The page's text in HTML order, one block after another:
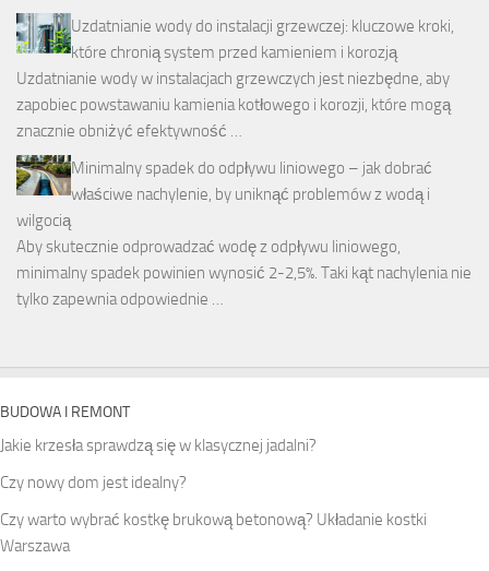
Uzdatnianie wody do instalacji grzewczej: kluczowe kroki,
które chronią system przed kamieniem i korozją
Uzdatnianie wody w instalacjach grzewczych jest niezbędne, aby
zapobiec powstawaniu kamienia kotłowego i korozji, które mogą
znacznie obniżyć efektywność …
Minimalny spadek do odpływu liniowego – jak dobrać
właściwe nachylenie, by uniknąć problemów z wodą i
wilgocią
Aby skutecznie odprowadzać wodę z odpływu liniowego,
minimalny spadek powinien wynosić 2-2,5%. Taki kąt nachylenia nie
tylko zapewnia odpowiednie …
BUDOWA I REMONT
Jakie krzesła sprawdzą się w klasycznej jadalni?
Czy nowy dom jest idealny?
Czy warto wybrać kostkę brukową betonową? Układanie kostki
Warszawa